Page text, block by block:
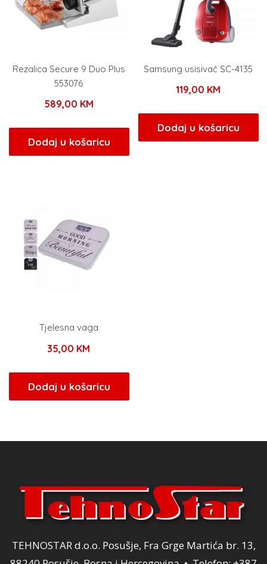
Rezalica Secure 9 Duo Plus
553076
589,00 KM
Dodaj u košaricu
Samsung usisivač SC-4135
119,00 KM
Dodaj u košaricu
Tjelesna vaga
35,00 KM
Dodaj u košaricu
TEHNOSTAR d.o.o. Posušje, Fra Grge Martića br. 13,